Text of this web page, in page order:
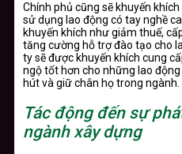
Chính phủ cũng sẽ khuyến
sử dụng lao động có tay nghề
khuyến khích như giảm thuế,
tăng cường hỗ trợ đào tạo cho
ty sẽ được khuyến khích cung
ngộ tốt hơn cho những lao
hút và giữ chân họ trong ngành.
Tác động đến sự
ngành xây dựng